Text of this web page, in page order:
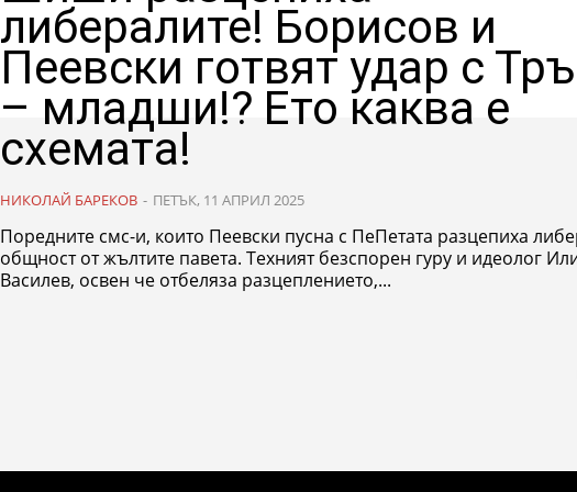
либералите! Борисов и
Пеевски готвят удар с
– младши!? Ето каква е
схемата!
НИКОЛАЙ БАРЕКОВ - ПЕТЪК, 11 АПРИЛ 2025
Поредните смс-и, които Пеевски пусна с ПеПетата разцепиха
общност от жълтите павета. Техният безспорен гуру и идеолог
Василев, освен че отбеляза разцеплението,...